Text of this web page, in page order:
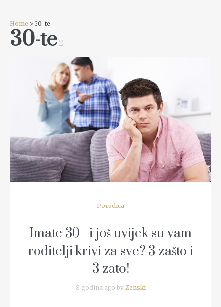
Home > 30-te
30-te 2
READ MORE
Porodica
Imate 30+ i još uvijek su vam
roditelji krivi za sve? 3 zašto i
3 zato!
8 godina ago by Zenski